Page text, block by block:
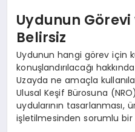
Uydunun Görevi
Belirsiz
Uydunun hangi görev için
konuşlandırılacağı
Uzayda ne amaçla
Ulusal Keşif Bürosuna
uydularının tasarlanması,
işletilmesinden sorumlu